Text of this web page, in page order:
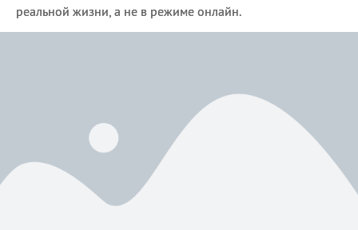
реальной жизни, а не в режиме онлайн.